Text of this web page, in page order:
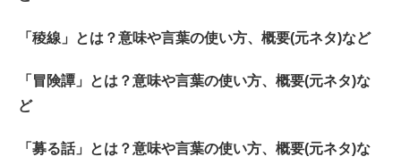
「稜線」とは？意味や言葉の使い方、概要(元ネタ)など
「冒険譚」とは？意味や言葉の使い方、概要(元ネタ)な
ど
「募る話」とは？意味や言葉の使い方、概要(元ネタ)な